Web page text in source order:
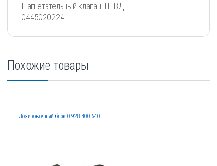
Нагнетательный клапан ТНВД
0445020224
Похожие товары
Дозировочный блок 0 928 400 640